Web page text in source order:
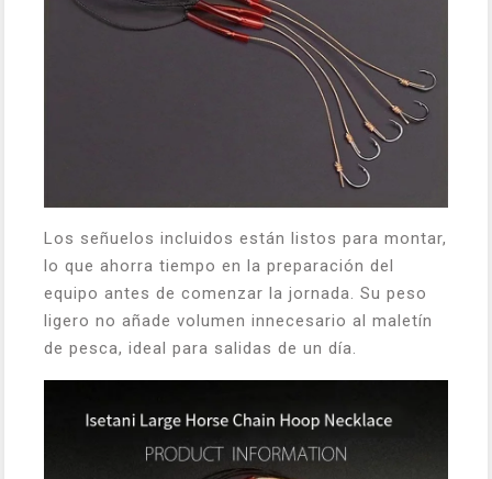
Los señuelos incluidos están listos para montar,
lo que ahorra tiempo en la preparación del
equipo antes de comenzar la jornada. Su peso
ligero no añade volumen innecesario al maletín
de pesca, ideal para salidas de un día.